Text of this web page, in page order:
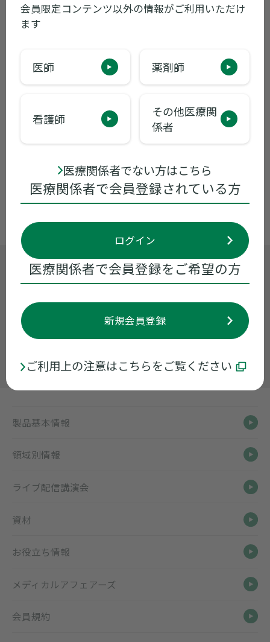
会員限定コンテンツ以外の情報がご利用いただけ
ます
医師 薬剤師
看護師
その他医療関
係者
医療関係者でない方はこちら
医療関係者で会員登録されている方
ログイン
医療関係者で会員登録をご希望の方
新規会員登録
ご利用上の注意はこちらをご覧ください
一部包装の販売中止のご案内
商号変更ならびに添付文書電子化に伴う
包装変更のお知らせ（住友ファーマ）
2022年03月03日 包装変更
包装変更のお知らせ
製品に関するお問い合わせ
くすり情報センター0120-034-389
受付時間 9:00~17:30 ※月曜日〜金曜日
（祝日・当社休業日を除く）
製品基本情報
領域別情報
ライブ配信講演会
資材
お役立ち情報
メディカルアフェアーズ
会員規約